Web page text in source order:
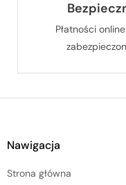
Płatności
Nawigacja
Strona główna